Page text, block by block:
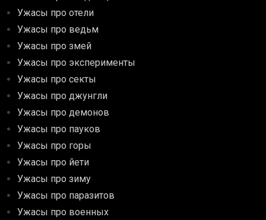
Ужасы про отели
Ужасы про ведьм
Ужасы про змей
Ужасы про эксперименты
Ужасы про секты
Ужасы про джунгли
Ужасы про демонов
Ужасы про пауков
Ужасы про горы
Ужасы про йети
Ужасы про зиму
Ужасы про паразитов
Ужасы про военных